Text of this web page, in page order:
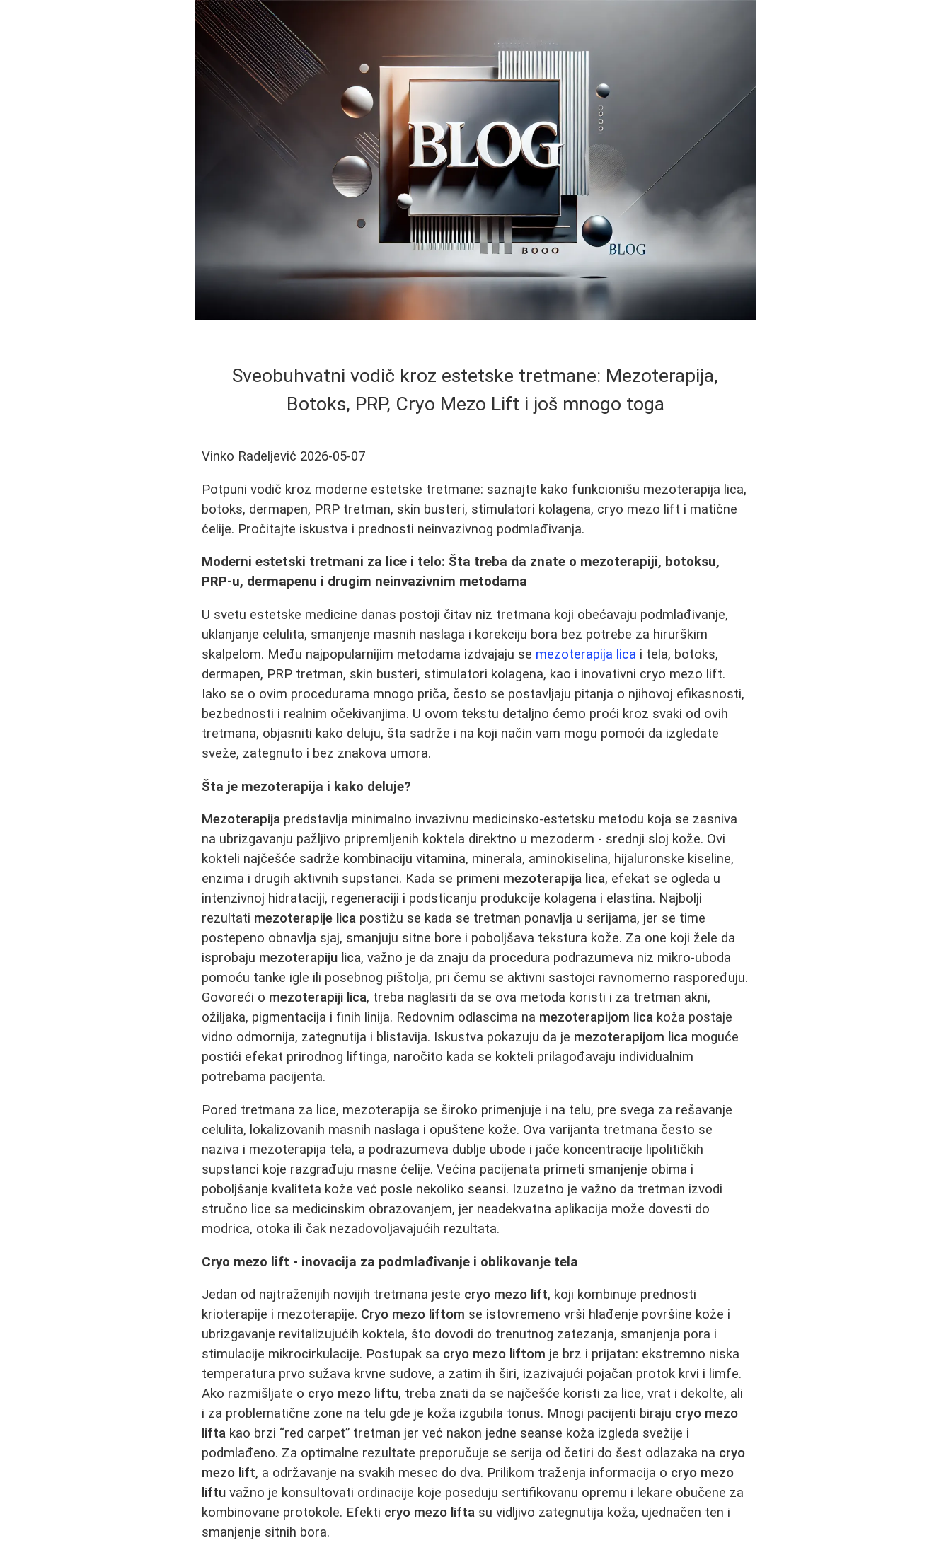
Sveobuhvatni vodič kroz estetske tretmane: Mezoterapija,
Botoks, PRP, Cryo Mezo Lift i još mnogo toga
Vinko Radeljević 2026-05-07
Potpuni vodič kroz moderne estetske tretmane: saznajte kako funkcionišu mezoterapija lica,
botoks, dermapen, PRP tretman, skin busteri, stimulatori kolagena, cryo mezo lift i matične
ćelije. Pročitajte iskustva i prednosti neinvazivnog podmlađivanja.
Moderni estetski tretmani za lice i telo: Šta treba da znate o mezoterapiji, botoksu,
PRP-u, dermapenu i drugim neinvazivnim metodama
U svetu estetske medicine danas postoji čitav niz tretmana koji obećavaju podmlađivanje,
uklanjanje celulita, smanjenje masnih naslaga i korekciju bora bez potrebe za hirurškim
skalpelom. Među najpopularnijim metodama izdvajaju se mezoterapija lica i tela, botoks,
dermapen, PRP tretman, skin busteri, stimulatori kolagena, kao i inovativni cryo mezo lift.
Iako se o ovim procedurama mnogo priča, često se postavljaju pitanja o njihovoj efikasnosti,
bezbednosti i realnim očekivanjima. U ovom tekstu detaljno ćemo proći kroz svaki od ovih
tretmana, objasniti kako deluju, šta sadrže i na koji način vam mogu pomoći da izgledate
sveže, zategnuto i bez znakova umora.
Šta je mezoterapija i kako deluje?
Mezoterapija predstavlja minimalno invazivnu medicinsko‑estetsku metodu koja se zasniva
na ubrizgavanju pažljivo pripremljenih koktela direktno u mezoderm - srednji sloj kože. Ovi
kokteli najčešće sadrže kombinaciju vitamina, minerala, aminokiselina, hijaluronske kiseline,
enzima i drugih aktivnih supstanci. Kada se primeni mezoterapija lica, efekat se ogleda u
intenzivnoj hidrataciji, regeneraciji i podsticanju produkcije kolagena i elastina. Najbolji
rezultati mezoterapije lica postižu se kada se tretman ponavlja u serijama, jer se time
postepeno obnavlja sjaj, smanjuju sitne bore i poboljšava tekstura kože. Za one koji žele da
isprobaju mezoterapiju lica, važno je da znaju da procedura podrazumeva niz mikro‑uboda
pomoću tanke igle ili posebnog pištolja, pri čemu se aktivni sastojci ravnomerno raspoređuju.
Govoreći o mezoterapiji lica, treba naglasiti da se ova metoda koristi i za tretman akni,
ožiljaka, pigmentacija i finih linija. Redovnim odlascima na mezoterapijom lica koža postaje
vidno odmornija, zategnutija i blistavija. Iskustva pokazuju da je mezoterapijom lica moguće
postići efekat prirodnog liftinga, naročito kada se kokteli prilagođavaju individualnim
potrebama pacijenta.
Pored tretmana za lice, mezoterapija se široko primenjuje i na telu, pre svega za rešavanje
celulita, lokalizovanih masnih naslaga i opuštene kože. Ova varijanta tretmana često se
naziva i mezoterapija tela, a podrazumeva dublje ubode i jače koncentracije lipolitičkih
supstanci koje razgrađuju masne ćelije. Većina pacijenata primeti smanjenje obima i
poboljšanje kvaliteta kože već posle nekoliko seansi. Izuzetno je važno da tretman izvodi
stručno lice sa medicinskim obrazovanjem, jer neadekvatna aplikacija može dovesti do
modrica, otoka ili čak nezadovoljavajućih rezultata.
Cryo mezo lift - inovacija za podmlađivanje i oblikovanje tela
Jedan od najtraženijih novijih tretmana jeste cryo mezo lift, koji kombinuje prednosti
krioterapije i mezoterapije. Cryo mezo liftom se istovremeno vrši hlađenje površine kože i
ubrizgavanje revitalizujućih koktela, što dovodi do trenutnog zatezanja, smanjenja pora i
stimulacije mikrocirkulacije. Postupak sa cryo mezo liftom je brz i prijatan: ekstremno niska
temperatura prvo sužava krvne sudove, a zatim ih širi, izazivajući pojačan protok krvi i limfe.
Ako razmišljate o cryo mezo liftu, treba znati da se najčešće koristi za lice, vrat i dekolte, ali
i za problematične zone na telu gde je koža izgubila tonus. Mnogi pacijenti biraju cryo mezo
lifta kao brzi “red carpet” tretman jer već nakon jedne seanse koža izgleda svežije i
podmlađeno. Za optimalne rezultate preporučuje se serija od četiri do šest odlazaka na cryo
mezo lift, a održavanje na svakih mesec do dva. Prilikom traženja informacija o cryo mezo
liftu važno je konsultovati ordinacije koje poseduju sertifikovanu opremu i lekare obučene za
kombinovane protokole. Efekti cryo mezo lifta su vidljivo zategnutija koža, ujednačen ten i
smanjenje sitnih bora.